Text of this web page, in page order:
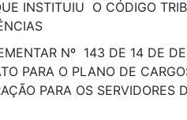
INSTITUIU O CÓDIGO
Nº 143 DE 14 DE
PARA O PLANO DE
PARA OS SERVIDORES